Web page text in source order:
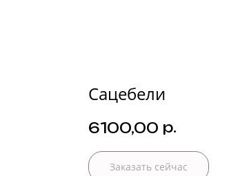
Сацебели
6100,00 р.
Заказать сейчас